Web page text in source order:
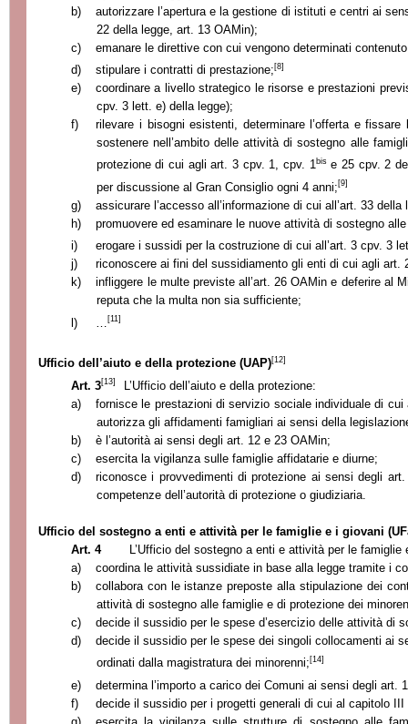
b)
autorizzare l’apertura e la gestione di istituti e centri ai
22 della legge, art. 13 OAMin);
c)
emanare le direttive con cui vengono determinati
d)
stipulare i contratti di prestazione; [8]
e)
coordinare a livello strategico le risorse e prestazioni
cpv. 3 lett. e) della legge);
f)
rilevare i bisogni esistenti, determinare l’offerta e fissare
sostenere nell’ambito delle attività di sostegno alle
protezione di cui agli art. 3 cpv. 1, cpv. 1bise 25 cpv. 2
per discussione al Gran Consiglio ogni 4 anni; [9]
g)
assicurare l’accesso all’informazione di cui all’art. 33 della
h)
promuovere ed esaminare le nuove attività di sostegno
i)
erogare i sussidi per la costruzione di cui all’art. 3 cpv. 3
j)
riconoscere ai fini del sussidiamento gli enti di cui agli art.
k)
infliggere le multe previste all’art. 26 OAMin e deferire al
reputa che la multa non sia sufficiente;
l)
…[11]
Ufficio dell’aiuto e della protezione (UAP)[12]
Art. 3[13]
L’Ufficio dell’aiuto e della protezione:
a)
fornisce le prestazioni di servizio sociale individuale di cui
autorizza gli affidamenti famigliari ai sensi della
b)
è l’autorità ai sensi degli art. 12 e 23 OAMin;
c)
esercita la vigilanza sulle famiglie affidatarie e diurne;
d)
riconosce i provvedimenti di protezione ai sensi degli
competenze dell’autorità di protezione o giudiziaria.
Ufficio del sostegno a enti e attività per le famiglie e i giovani
Art. 4
L’Ufficio del sostegno a enti e attività per le famiglie
a)
coordina le attività sussidiate in base alla legge tramite i
b)
collabora con le istanze preposte alla stipulazione dei
attività di sostegno alle famiglie e di protezione dei
c)
decide il sussidio per le spese d’esercizio delle attività di
d)
decide il sussidio per le spese dei singoli collocamenti ai
ordinati dalla magistratura dei minorenni; [14]
e)
determina l’importo a carico dei Comuni ai sensi degli art.
f)
decide il sussidio per i progetti generali di cui al capitolo III